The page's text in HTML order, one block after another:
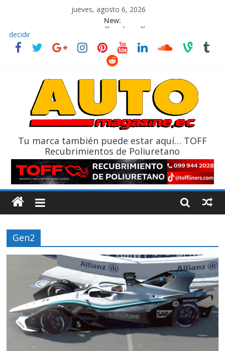
jueves, agosto 6, 2026
New:
El costo de tener un vehículo gana protagonismo a la hora de
decidir
Ultima película ‘Spider‑Man: Brand New Day’ pone en escena a
La Vuelta al Ecuador 2026, edición 47ª, recorre 7 provincias en 8
La FEDAK recibe 12 Sinotruk Bolden para cubrir las rutas de La
Tu marca también puede estar aquí… TOFF
Recubrimientos de Poliuretano
Gen2